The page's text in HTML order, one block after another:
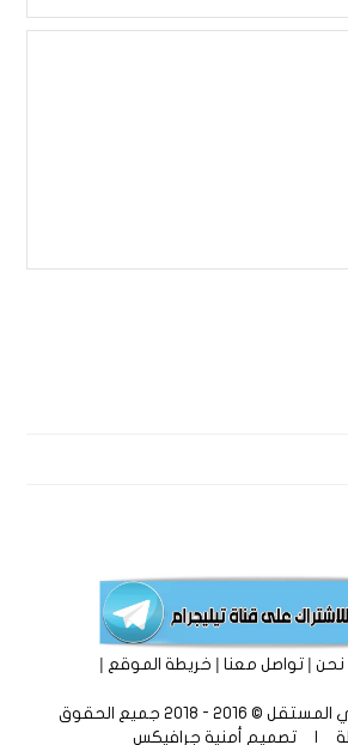
|تواصل معنا|خريطة الموقع |
موقع ( لا ) الأخباري المستقل © 2016 - 2018 جميع الحقوق
| تصميم أمنية جرافيكس